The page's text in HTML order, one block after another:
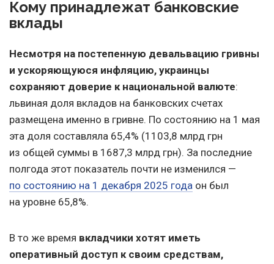
Кому принадлежат банковские
вклады
Несмотря на постепенную девальвацию гривны
и ускоряющуюся инфляцию, украинцы
сохраняют доверие к национальной валюте:
львиная доля вкладов на банковских счетах
размещена именно в гривне. По состоянию на 1 мая
эта доля составляла 65,4% (1103,8 млрд грн
из общей суммы в 1687,3 млрд грн). За последние
полгода этот показатель почти не изменился —
по состоянию на 1 декабря 2025 года он был
на уровне 65,8%.
В то же время вкладчики хотят иметь
оперативный доступ к своим средствам,